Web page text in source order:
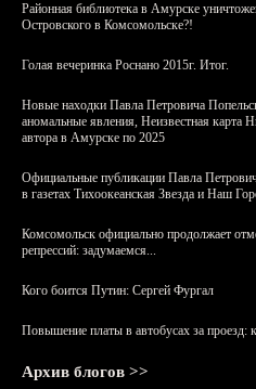
Районная библиотека в Амурске
Островского в Комсомольске?!
Голая вечеринка Роснано 2015г. Итог.
Новые находки Павла Петровича
аномальные явления, Неизвестная
автора в Амурске по 2025
Официальные публикации Павла
в газетах Тихоокеанская Звезда и Наш
Комсомольск официально продолжает
репрессий: задумаемся...
Кого боится Путин: Сергей Фургал
Повышение платы в автобусах за проезд:
Архив блогов >>